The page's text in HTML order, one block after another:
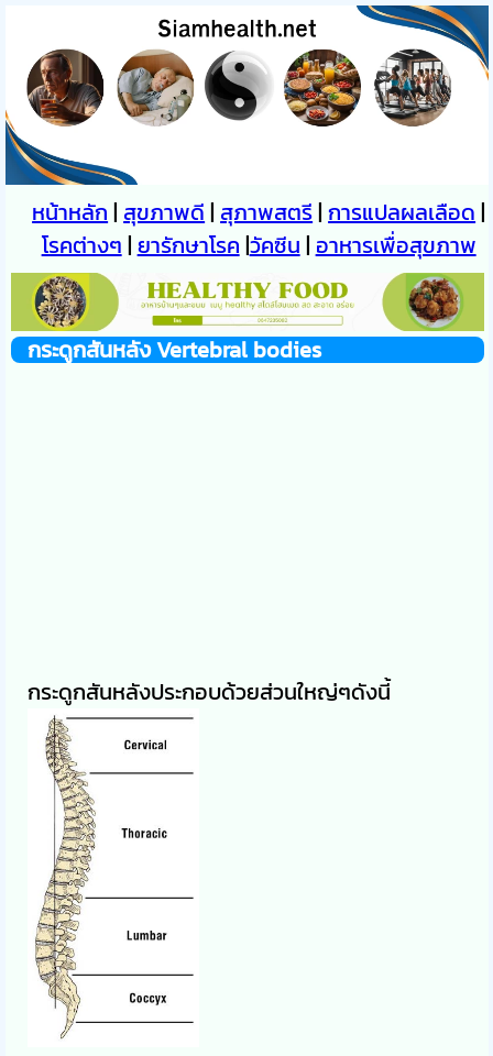
หน้าหลัก | สุขภาพดี | สุภาพสตรี|การแปลผลเลือด |
โรคต่างๆ | ยารักษาโรค |วัคซีน | อาหารเพื่อสุขภาพ
กระดูกสันหลัง Vertebral bodies
กระดูกสันหลังประกอบด้วยส่วนใหญ่ๆดังนี้